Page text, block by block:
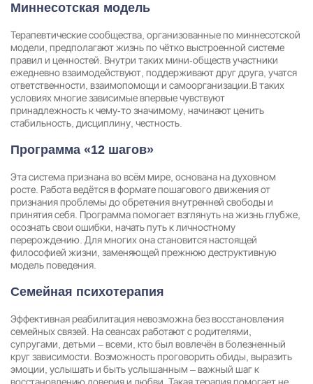
Миннесотская модель
Терапевтические сообщества, организованные по миннесотской
модели, предполагают жизнь по чётко выстроенной системе
правил и ценностей. Внутри таких мини-обществ участники
ежедневно взаимодействуют, поддерживают друг друга, учатся
ответственности, взаимопомощи и самоорганизации.В таких
условиях многие зависимые впервые чувствуют
принадлежность к чему-то значимому, начинают ценить
стабильность, дисциплину, честность.
Программа «12 шагов»
Эта система признана во всём мире, основана на духовном
росте. Работа ведётся в формате пошагового движения от
признания проблемы до обретения внутренней свободы и
принятия себя. Программа помогает взглянуть на жизнь глубже,
осознать свои ошибки, начать путь к личностному
перерождению. Для многих она становится настоящей
философией жизни, заменяющей прежнюю деструктивную
модель поведения.
Семейная психотерапия
Эффективная реабилитация невозможна без восстановления
семейных связей. На сеансах работают с родителями,
супругами, детьми – всеми, кто был вовлечён в болезненный
круг зависимости. Возможность проговорить обиды, выразить
эмоции, услышать и быть услышанным – важный шаг к